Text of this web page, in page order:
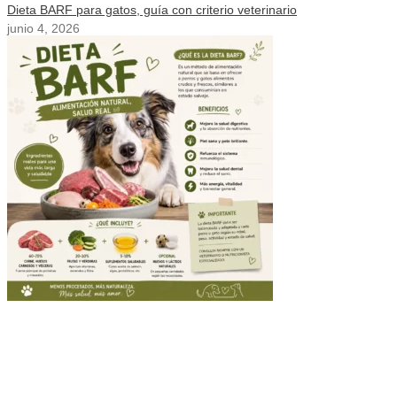
Dieta BARF para gatos, guía con criterio veterinario
junio 4, 2026